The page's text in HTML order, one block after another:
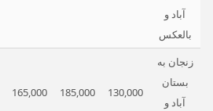
آباد و
بالعکس
زنجان به
بستان
آباد و
130,000
185,000
165,000